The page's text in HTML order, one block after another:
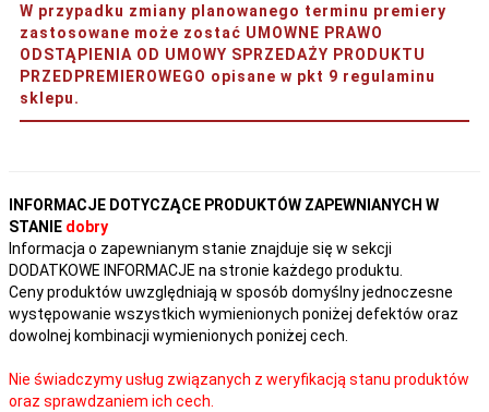
W przypadku zmiany planowanego terminu premiery
zastosowane może zostać UMOWNE PRAWO
ODSTĄPIENIA OD UMOWY SPRZEDAŻY PRODUKTU
PRZEDPREMIEROWEGO opisane w pkt 9 regulaminu
sklepu.
INFORMACJE DOTYCZĄCE PRODUKTÓW ZAPEWNIANYCH W
STANIE dobry
Informacja o zapewnianym stanie znajduje się w sekcji
DODATKOWE INFORMACJE na stronie każdego produktu.
Ceny produktów uwzględniają w sposób domyślny jednoczesne
występowanie wszystkich wymienionych poniżej defektów oraz
dowolnej kombinacji wymienionych poniżej cech.
Nie świadczymy usług związanych z weryfikacją stanu produktów
oraz sprawdzaniem ich cech.